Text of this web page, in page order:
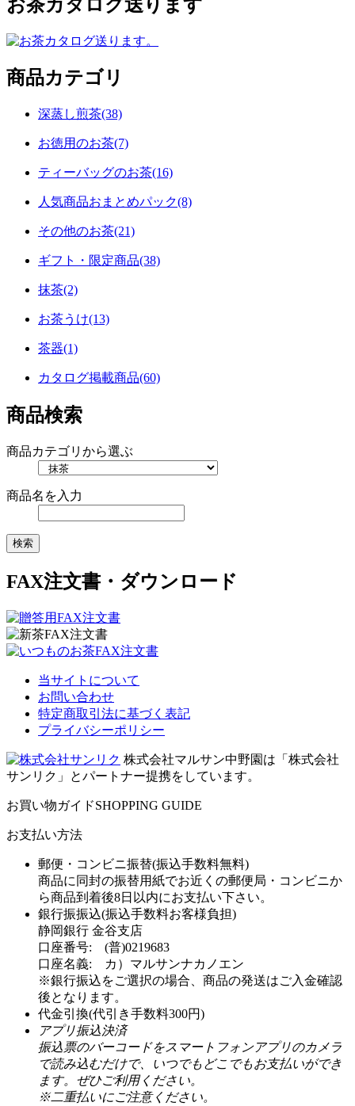
お茶カタログ送ります
商品カテゴリ
深蒸し煎茶(38)
お徳用のお茶(7)
ティーバッグのお茶(16)
人気商品おまとめパック(8)
その他のお茶(21)
ギフト・限定商品(38)
抹茶(2)
お茶うけ(13)
茶器(1)
カタログ掲載商品(60)
商品検索
商品カテゴリから選ぶ
商品名を入力
FAX注文書・ダウンロード
当サイトについて
お問い合わせ
特定商取引法に基づく表記
プライバシーポリシー
株式会社マルサン中野園は「株式会社
サンリク」とパートナー提携をしています。
お買い物ガイドSHOPPING GUIDE
お支払い方法
郵便・コンビニ振替(振込手数料無料)
商品に同封の振替用紙でお近くの郵便局・コンビニか
ら商品到着後8日以内にお支払い下さい。
銀行振振込(振込手数料お客様負担)
静岡銀行 金谷支店
口座番号: (普)0219683
口座名義: カ）マルサンナカノエン
※銀行振込をご選択の場合、商品の発送はご入金確認
後となります。
代金引換(代引き手数料300円)
アプリ振込決済
振込票のバーコードをスマートフォンアプリのカメラ
で読み込むだけで、いつでもどこでもお支払いができ
ます。ぜひご利用ください。
※二重払いにご注意ください。